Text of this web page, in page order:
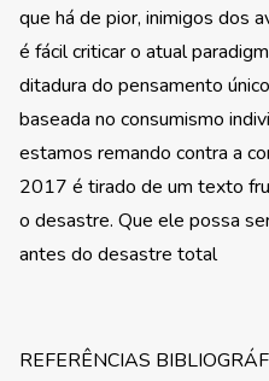
que há de pior, inimigos dos
é fácil criticar o atual
ditadura do pensamento
baseada no consumismo
estamos remando contra a
2017 é tirado de um texto
o desastre. Que ele possa
antes do desastre total
REFERÊNCIAS